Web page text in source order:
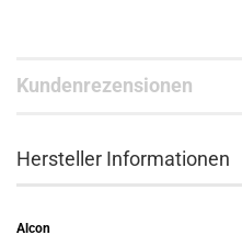
Kundenrezensionen
Hersteller Informationen
Alcon